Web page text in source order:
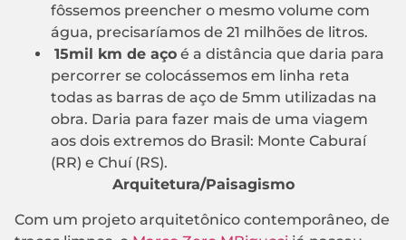
fôssemos preencher o mesmo volume com
água, precisaríamos de 21 milhões de litros.
15mil km de aço é a distância que daria para
percorrer se colocássemos em linha reta
todas as barras de aço de 5mm utilizadas na
obra. Daria para fazer mais de uma viagem
aos dois extremos do Brasil: Monte Caburaí
(RR) e Chuí (RS).
Arquitetura/Paisagismo
Com um projeto arquitetônico contemporâneo, de